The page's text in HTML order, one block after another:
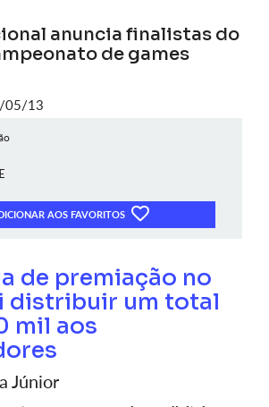
anuncia finalistas do
de games
05/13
AOS FAVORITOS
de premiação no
distribuir um total
mil aos
Júnior